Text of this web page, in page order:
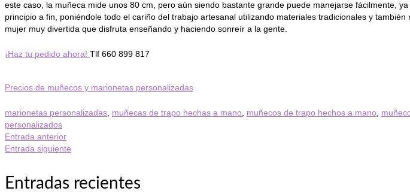
este caso, la muñeca mide unos 80 cm, pero aún siendo bastante grande puede manejarse fácilmente,
principio a fin, poniéndole todo el cariño del trabajo artesanal utilizando materiales tradicionales y
mujer muy divertida que disfruta enseñando y haciendo sonreír a la gente.
¡Haz tu pedido ahora! Tlf 660 899 817
Precios de muñecos y marionetas personalizadas
marionetas personalizadas muñecas de trapo hechas a mano muñecos de trapo hechos a mano
personalizados
Entrada anterior
Entrada siguiente
Entradas recientes